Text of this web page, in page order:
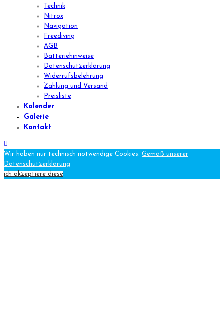
Technik
Nitrox
Navigation
Freediving
AGB
Batteriehinweise
Datenschutzerklärung
Widerrufsbelehrung
Zahlung und Versand
Preisliste
Kalender
Galerie
Kontakt
Wir haben nur technisch notwendige Cookies. Gemäß unserer
Datenschutzerklärung
ich akzeptiere diese